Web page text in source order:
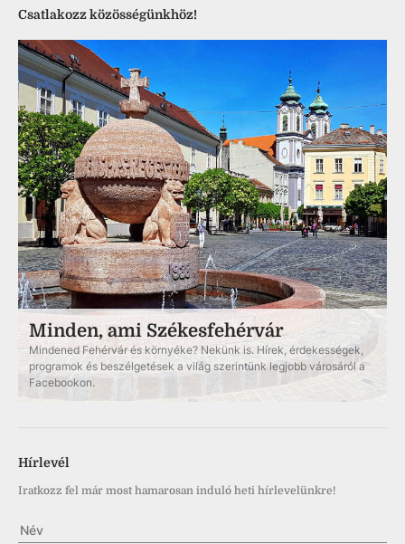
Csatlakozz közösségünkhöz!
Minden, ami Székesfehérvár
Mindened Fehérvár és környéke? Nekünk is. Hírek, érdekességek,
programok és beszélgetések a világ szerintünk legjobb városáról a
Facebookon.
Hírlevél
Iratkozz fel már most hamarosan induló heti hírlevelünkre!